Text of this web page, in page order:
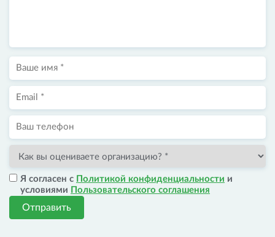
Я согласен с Политикой конфиденциальности и
условиями Пользовательского соглашения
Отправить